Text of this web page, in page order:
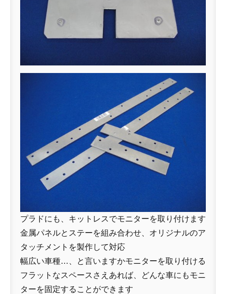
プラドにも、キットレスでモニターを取り付けます
金属パネルとステーを組み合わせ、オリジナルのア
タッチメントを製作して対応
幅広い車種…、と言いますかモニターを取り付ける
フラットなスペースさえあれば、どんな車にもモニ
ターを固定することができます